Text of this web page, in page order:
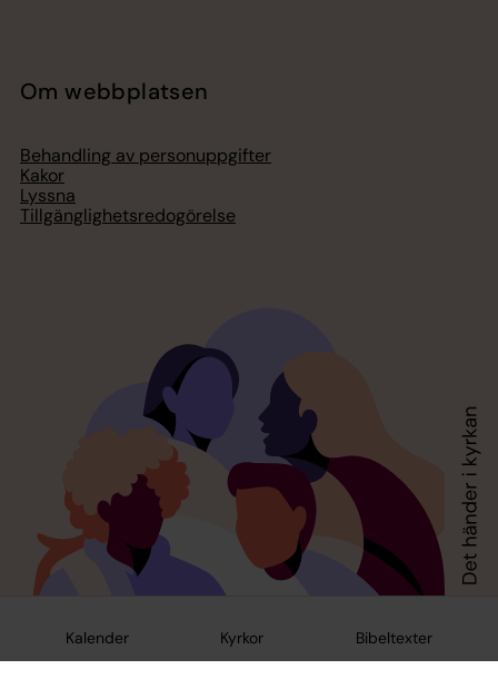
Kalender Kyrkor Bibeltexter
Om webbplatsen
Behandling av personuppgifter
Kakor
Lyssna
Tillgänglighetsredogörelse